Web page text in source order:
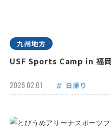
九州地方
USF Sports Camp in 福
2026.02.01 日帰り